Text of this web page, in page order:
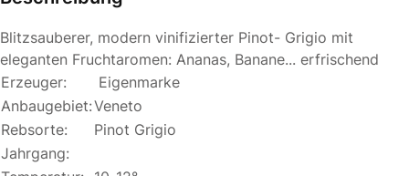
Blitzsauberer, modern vinifizierter Pinot- Grigio mit
eleganten Fruchtaromen: Ananas, Banane... erfrischend
Erzeuger:
Eigenmarke
Anbaugebiet:Veneto
Rebsorte:
Pinot Grigio
Jahrgang: